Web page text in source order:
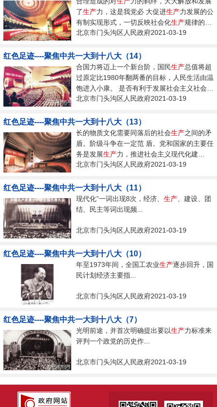
了生产力，这是我党必 大促进生产力发展的公
有制实现形式，一切反映社会化生产规律的
经...
北京市门头沟区人民政府2021-03-19
红色足迹----聚焦中共一大到十八大（14）
合国力将迈上一个新台阶，国民生产总值将超
过原定比1980年翻两番的目标，人民生活由温
饱进入小康。 是否有利于发展社会主义社会的
生产力，是否有利于增强社会主义国...
北京市门头沟区人民政府2021-03-19
红色足迹----聚焦中共一大到十八大（13）
长的物质文化需要同落后的社会生产之间的矛
盾。阶级斗争在一定范 盾。党和国家的主要任
务是发展生产力，推进社会主义现代化建
设。...
北京市门头沟区人民政府2021-03-19
红色足迹----聚焦中共一大到十八大（11）
现代化”一词出现8次，经济、 生产、建设、团
结、民主等词出现频...
北京市门头沟区人民政府2021-03-19
红色足迹----聚焦中共一大到十八大（10）
年至1973年间，全国工农业生产逐步回升，国
民计划经济主要指...
北京市门头沟区人民政府2021-03-19
红色足迹----聚焦中共一大到十八大（7）
光明前途，并首次明确提出要以生产力标准来
评判一个政党的历史作...
北京市门头沟区人民政府2021-03-19